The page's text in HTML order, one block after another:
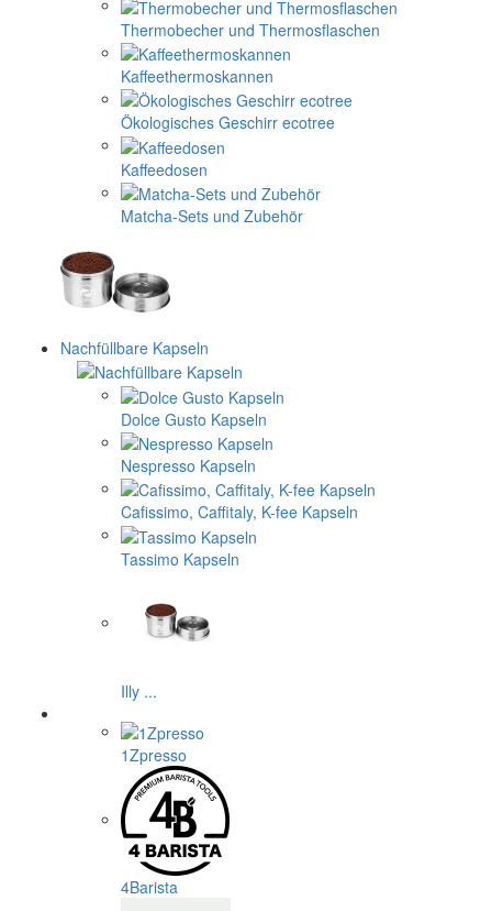
Thermobecher und Thermosflaschen
Kaffeethermoskannen
Ökologisches Geschirr ecotree
Kaffeedosen
Matcha-Sets und Zubehör
Nachfüllbare Kapseln
Dolce Gusto Kapseln
Nespresso Kapseln
Cafissimo, Caffitaly, K-fee Kapseln
Tassimo Kapseln
Illy ...
1Zpresso
4Barista